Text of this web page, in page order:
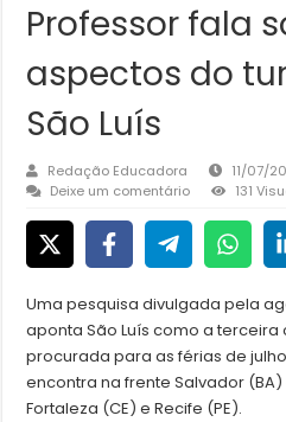
Professor fala
aspectos do
São Luís
Redação Educadora 11/07/
Deixe um comentário
131
Uma pesquisa divulgada pela
aponta São Luís como a
procurada para as férias de
encontra na frente Salvador
Fortaleza (CE) e Recife (PE).